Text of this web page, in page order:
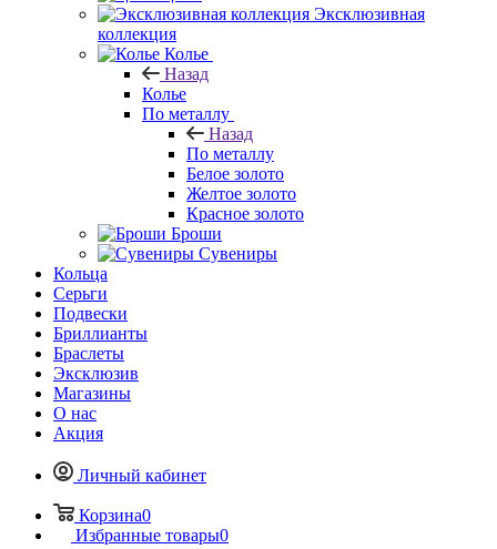
Эксклюзивная
коллекция
Колье
Назад
Колье
По металлу
Назад
По металлу
Белое золото
Желтое золото
Красное золото
Броши
Сувениры
Кольца
Серьги
Подвески
Бриллианты
Браслеты
Эксклюзив
Магазины
О нас
Акция
Личный кабинет
Корзина0
Избранные товары0